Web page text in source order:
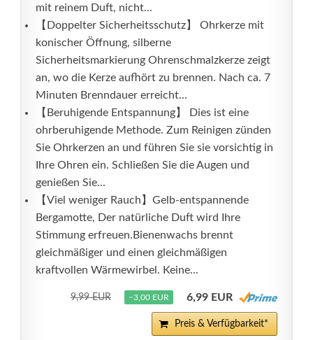
mit reinem Duft, nicht...
【Doppelter Sicherheitsschutz】 Ohrkerze mit
konischer Öffnung, silberne
Sicherheitsmarkierung Ohrenschmalzkerze zeigt
an, wo die Kerze aufhört zu brennen. Nach ca. 7
Minuten Brenndauer erreicht...
【Beruhigende Entspannung】 Dies ist eine
ohrberuhigende Methode. Zum Reinigen zünden
Sie Ohrkerzen an und führen Sie sie vorsichtig in
Ihre Ohren ein. Schließen Sie die Augen und
genießen Sie...
【Viel weniger Rauch】Gelb-entspannende
Bergamotte, Der natürliche Duft wird Ihre
Stimmung erfreuen.Bienenwachs brennt
gleichmäßiger und einen gleichmäßigen
kraftvollen Wärmewirbel. Keine...
9,99 EUR −3,00 EUR 6,99 EUR
Preis & Verfügbarkeit*